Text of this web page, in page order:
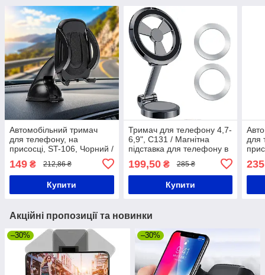
Автомобільний тримач
для телефону, на
присосці, ST-106, Чорний /
машину / Автотримач для
телефону
149 ₴ 212,86 ₴
Купити
Тримач для телефону 4,7-
6,9", C131 / Магнітна
підставка для телефону в
машину / Автотримач для
телефону
199,50₴ 285 ₴
Купити
для
Акційні пропозиції та новинки
–30% –30%